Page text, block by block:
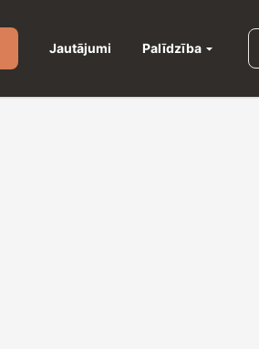
Jautājumi Palīdzība